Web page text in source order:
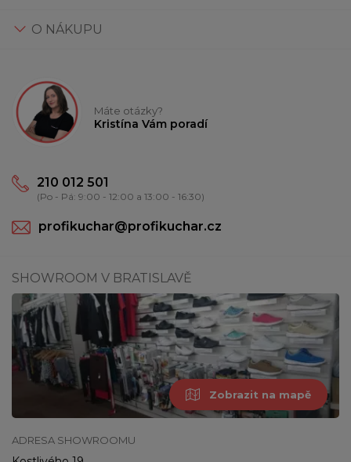
O NÁKUPU
Máte otázky?
Kristína Vám poradí
210 012 501
(Po - Pá: 9:00 - 12:00 a 13:00 - 16:30)
profikuchar@profikuchar.cz
SHOWROOM V BRATISLAVĚ
Zobrazit na mapě
ADRESA SHOWROOMU